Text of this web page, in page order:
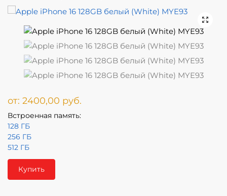
🔍
от: 2400,00 руб.
Встроенная память:
128 ГБ
256 ГБ
512 ГБ
Купить